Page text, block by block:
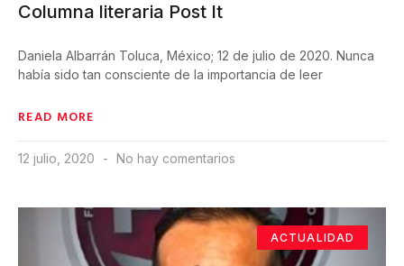
Columna literaria Post It
Daniela Albarrán Toluca, México; 12 de julio de 2020. Nunca
había sido tan consciente de la importancia de leer
READ MORE
12 julio, 2020 No hay comentarios
ACTUALIDAD